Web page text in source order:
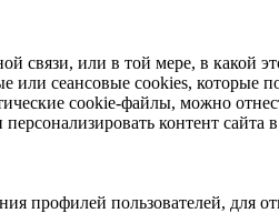
связи, или в той мере, в какой
сеансовые cookies, которые
cookie-файлы, можно
контент сайта
профилей пользователей, для